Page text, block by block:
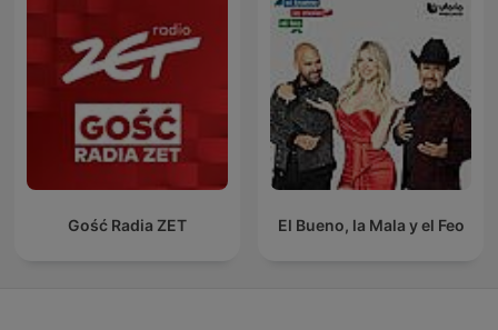
Gość Radia ZET El Bueno, la Mala y el Feo